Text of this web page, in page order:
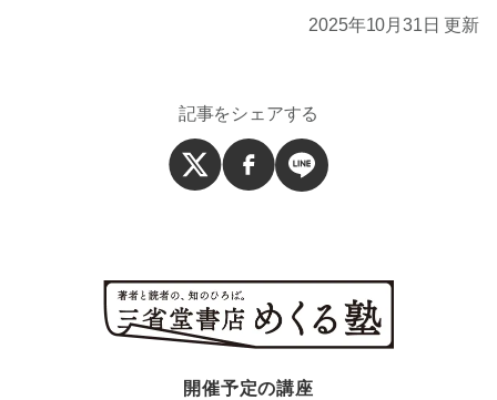
2025年10月31日 更新
記事をシェアする
開催予定の講座